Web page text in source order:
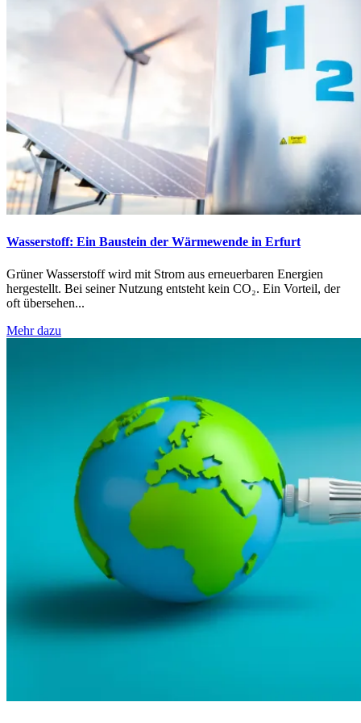
Wasserstoff: Ein Baustein der Wärmewende in Erfurt
Grüner Wasserstoff wird mit Strom aus erneuerbaren Energien
hergestellt. Bei seiner Nutzung entsteht kein CO₂. Ein Vorteil, der
oft übersehen...
Mehr dazu